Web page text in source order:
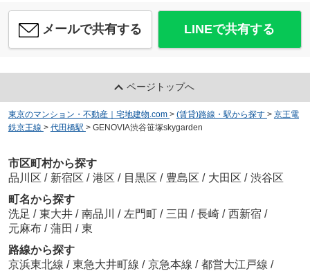
メールで共有する LINEで共有する
ページトップへ
東京のマンション・不動産｜宅地建物.com > (賃貸)路線・駅から探す > 京王電
鉄京王線 > 代田橋駅 > GENOVIA渋谷笹塚skygarden
市区町村から探す
品川区 / 新宿区 / 港区 / 目黒区 / 豊島区 / 大田区 / 渋谷区
町名から探す
洗足 / 東大井 / 南品川 / 左門町 / 三田 / 長崎 / 西新宿 /
元麻布 / 蒲田 / 東
路線から探す
京浜東北線 / 東急大井町線 / 京急本線 / 都営大江戸線 /